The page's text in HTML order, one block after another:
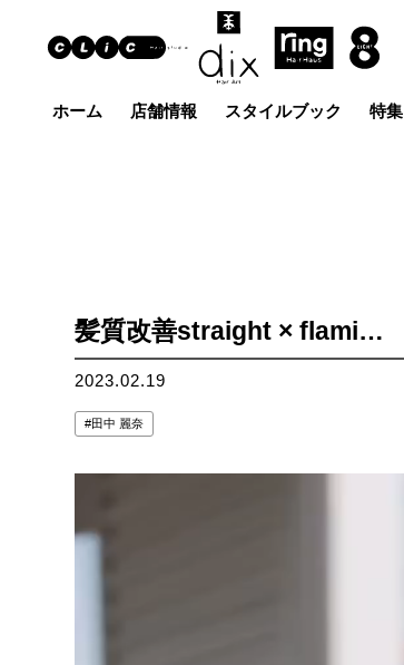
ホーム 店舗情報 スタイルブック 特
髪質改善straight × flami…
2023.02.19
田中 麗奈